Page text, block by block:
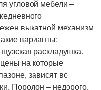
угловой мебели –
выкатной механизм.
варианты:
раскладушка.
на которые
зависят во
Поролон – недорого,